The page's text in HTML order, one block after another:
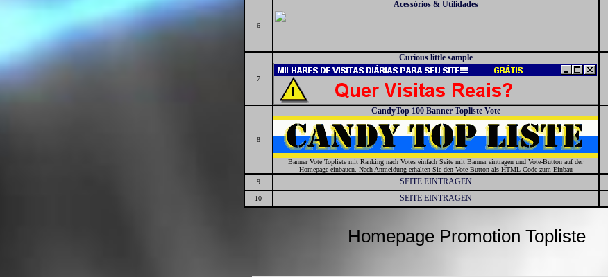
6
Acessórios & Utilidades
7
Curious little sample
8
CandyTop 100 Banner Topliste Vote
Banner Vote Topliste mit Ranking nach Votes einfach Seite mit Banner eintragen und Vote-Button auf der
Homepage einbauen. Nach Anmeldung erhalten Sie den Vote-Button als HTML-Code zum Einbau
9 SEITE EINTRAGEN
10
SEITE EINTRAGEN
Homepage Promotion Topliste